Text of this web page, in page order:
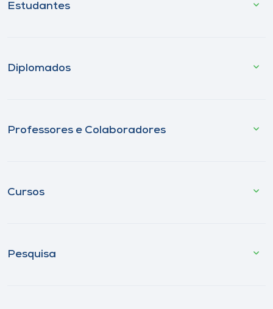
Estudantes
Diplomados
Professores e Colaboradores
Cursos
Pesquisa